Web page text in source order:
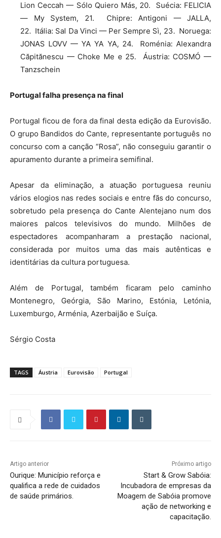
Lion Ceccah — Sólo Quiero Más, 20. Suécia: FELICIA
— My System, 21. Chipre: Antigoni — JALLA,
22. Itália: Sal Da Vinci — Per Sempre Sì, 23. Noruega:
JONAS LOVV — YA YA YA, 24. Roménia: Alexandra
Căpitănescu — Choke Me e 25. Áustria: COSMÓ —
Tanzschein
Portugal falha presença na final
Portugal ficou de fora da final desta edição da Eurovisão.
O grupo Bandidos do Cante, representante português no
concurso com a canção “Rosa”, não conseguiu garantir o
apuramento durante a primeira semifinal.
Apesar da eliminação, a atuação portuguesa reuniu
vários elogios nas redes sociais e entre fãs do concurso,
sobretudo pela presença do Cante Alentejano num dos
maiores palcos televisivos do mundo. Milhões de
espectadores acompanharam a prestação nacional,
considerada por muitos uma das mais autênticas e
identitárias da cultura portuguesa.
Além de Portugal, também ficaram pelo caminho
Montenegro, Geórgia, São Marino, Estónia, Letónia,
Luxemburgo, Arménia, Azerbaijão e Suíça.
Sérgio Costa
TAGS Áustria Eurovisão Portugal
Artigo anterior
Ourique: Município reforça e
qualifica a rede de cuidados
de saúde primários.
Próximo artigo
Start & Grow Sabóia:
Incubadora de empresas da
Moagem de Sabóia promove
ação de networking e
capacitação.